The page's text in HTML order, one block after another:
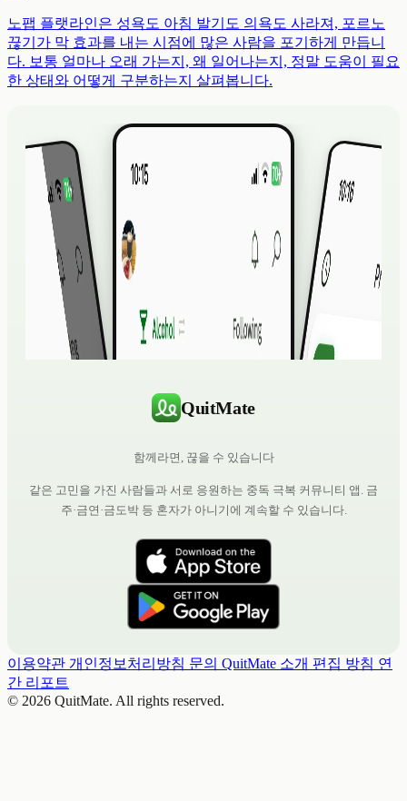
노팹 플랫라인은 성욕도 아침 발기도 의욕도 사라져, 포르노
끊기가 막 효과를 내는 시점에 많은 사람을 포기하게 만듭니
다. 보통 얼마나 오래 가는지, 왜 일어나는지, 정말 도움이 필요
한 상태와 어떻게 구분하는지 살펴봅니다.
QuitMate
함께라면, 끊을 수 있습니다
같은 고민을 가진 사람들과 서로 응원하는 중독 극복 커뮤니티 앱. 금
주·금연·금도박 등 혼자가 아니기에 계속할 수 있습니다.
이용약관 개인정보처리방침 문의 QuitMate 소개 편집 방침 연
간 리포트
© 2026 QuitMate. All rights reserved.